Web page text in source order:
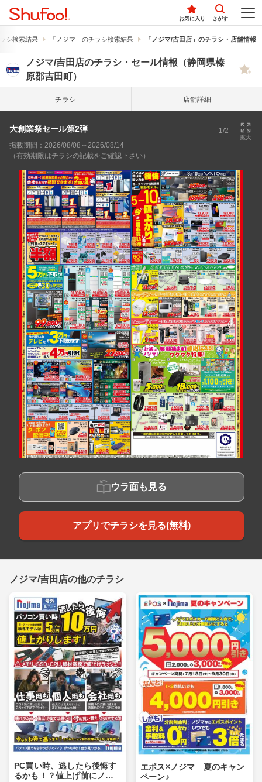
お気に入り さがす
シ検索結果 「ノジマ」のチラシ検索結果 「ノジマ/吉田店」のチラシ・店舗情報
ノジマ/吉田店のチラシ・セール情報（静岡県榛
原郡吉田町）
チラシ 店舗詳細
大創業祭セール第2弾 1/2
拡大
掲載期間：2026/08/08～2026/08/14
（有効期限はチラシの記載をご確認下さい）
ウラ面も見る
アプリでチラシを見る(無料)
ノジマ/吉田店の他のチラシ
PC買い時、逃したら後悔す
るかも！？値上げ前にノジ
エポス×ノジマ 夏のキャン
ペーン♪